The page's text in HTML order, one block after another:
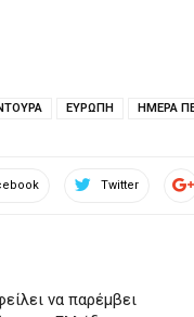
ΕΥΡΩΠΗ ΗΜΕΡΑ
Twitter
να παρέμβει